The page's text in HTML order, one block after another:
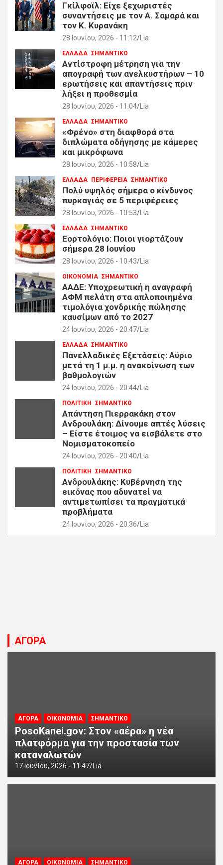
Γκίλφοϊλ: Είχε ξεχωριστές
συναντήσεις με τον Α. Σαμαρά και
τον Κ. Κυρανάκη
28 Ιουνίου, 2026 - 11:12 Lia
ΕΛΛΑΔΑ ΣΗΜΑΝΤΙΚΟ
Αντίστροφη μέτρηση για την
απογραφή των ανελκυστήρων – 10
ερωτήσεις και απαντήσεις πριν
λήξει η προθεσμία
28 Ιουνίου, 2026 - 11:04 Lia
ΕΛΛΑΔΑ ΣΗΜΑΝΤΙΚΟ
«Φρένο» στη διαφθορά στα
διπλώματα οδήγησης με κάμερες
και μικρόφωνα
28 Ιουνίου, 2026 - 10:58 Lia
ΕΛΛΑΔΑ ΠΕΡΙΦΕΡΕΙΑ ΣΗΜΑΝΤΙΚΟ
Πολύ υψηλός σήμερα ο κίνδυνος
πυρκαγιάς σε 5 περιφέρειες
28 Ιουνίου, 2026 - 10:53 Lia
ΕΛΛΑΔΑ ΣΗΜΑΝΤΙΚΟ
Εορτολόγιο: Ποιοι γιορτάζουν
σήμερα 28 Ιουνίου
28 Ιουνίου, 2026 - 10:43 Lia
ΟΙΚΟΝΟΜΙΑ ΣΗΜΑΝΤΙΚΟ
ΑΑΔΕ: Υποχρεωτική η αναγραφή
ΑΦΜ πελάτη στα απλοποιημένα
τιμολόγια χονδρικής πώλησης
καυσίμων από το 2027
24 Ιουνίου, 2026 - 20:47 Lia
ΕΛΛΑΔΑ ΣΗΜΑΝΤΙΚΟ
Πανελλαδικές Εξετάσεις: Αύριο
μετά τη 1 μ.μ. η ανακοίνωση των
βαθμολογιών
24 Ιουνίου, 2026 - 20:44 Lia
ΠΟΛΙΤΙΚΗ ΣΗΜΑΝΤΙΚΟ
Απάντηση Πιερρακάκη στον
Ανδρουλάκη: Δίνουμε απτές λύσεις
– Είστε έτοιμος να εισβάλετε στο
Νομισματοκοπείο
24 Ιουνίου, 2026 - 20:40 Lia
ΠΟΛΙΤΙΚΗ ΣΗΜΑΝΤΙΚΟ
Ανδρουλάκης: Κυβέρνηση της
εικόνας που αδυνατεί να
αντιμετωπίσει τα πραγματικά
προβλήματα
24 Ιουνίου, 2026 - 20:36 Lia
ΑΓΟΡΑ
ΑΓΟΡΑ ΟΙΚΟΝΟΜΙΑ ΣΗΜΑΝΤΙΚΟ
PosoKanei.gov: Στον «αέρα» η νέα
πλατφόρμα για την προστασία των
καταναλωτών
17 Ιουνίου, 2026 - 11:47 Lia
ΑΓΟΡΑ ΟΙΚΟΝΟΜΙΑ ΣΗΜΑΝΤΙΚΟ